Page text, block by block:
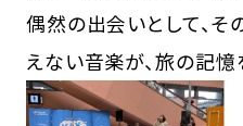
偶然の出会いとして、
えない音楽が、旅の記憶